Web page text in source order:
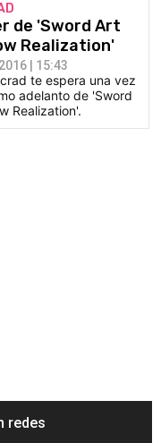
de 'Sword Art
Realization'
| 15:43
te espera una vez
adelanto de 'Sword
Realization'.
redes